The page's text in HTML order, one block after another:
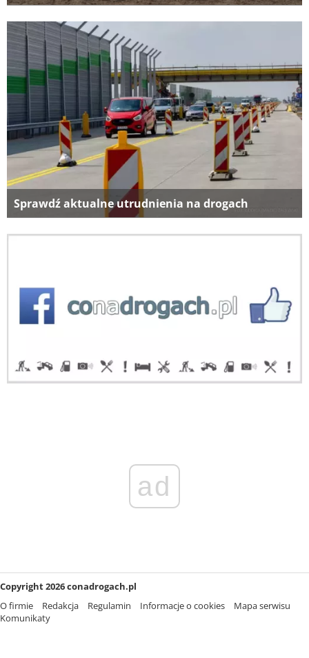
Sprawdź aktualne utrudnienia na drogach
ad
Copyright 2026 conadrogach.pl
O firmie
Redakcja Regulamin Informacje o cookies
Mapa serwisu
Komunikaty